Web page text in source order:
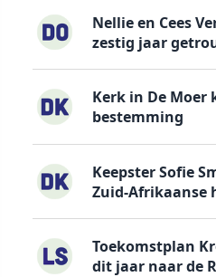
Nellie en Cees
zestig jaar
Kerk in De
bestemming
Keepster Sofie
Zuid-Afrikaanse
Toekomstplan
dit jaar naar de